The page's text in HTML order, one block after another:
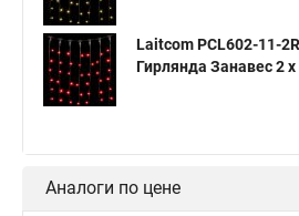
Laitcom PCL602-11-2R
Гирлянда Занавес 2
Аналоги по цене